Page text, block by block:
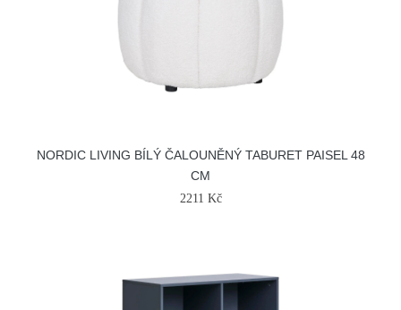
NORDIC LIVING BÍLÝ ČALOUNĚNÝ TABURET PAISEL 48
CM
2211 Kč